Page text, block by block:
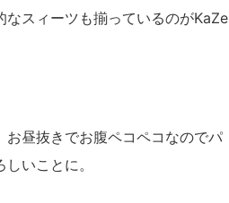
スィーツも揃っているのがKaZe
昼抜きでお腹ペコペコなのでパ
いことに。